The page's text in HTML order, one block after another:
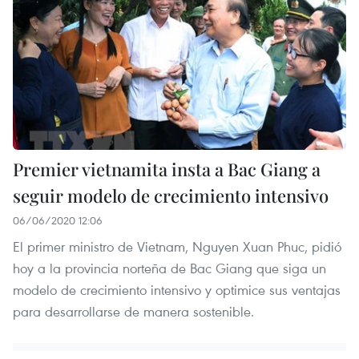
Premier vietnamita insta a Bac Giang a
seguir modelo de crecimiento intensivo
06/06/2020 12:06
El primer ministro de Vietnam, Nguyen Xuan Phuc, pidió
hoy a la provincia norteña de Bac Giang que siga un
modelo de crecimiento intensivo y optimice sus ventajas
para desarrollarse de manera sostenible.